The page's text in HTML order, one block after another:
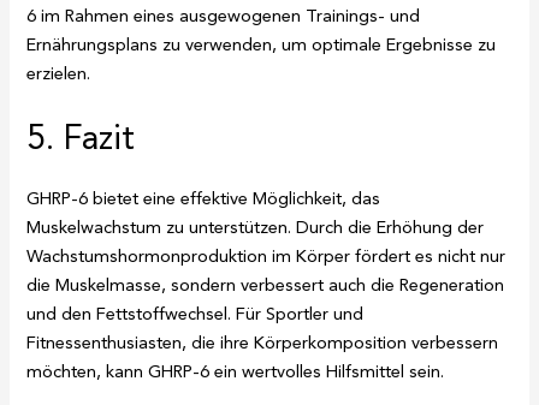
6 im Rahmen eines ausgewogenen Trainings- und
Ernährungsplans zu verwenden, um optimale Ergebnisse zu
erzielen.
5. Fazit
GHRP-6 bietet eine effektive Möglichkeit, das
Muskelwachstum zu unterstützen. Durch die Erhöhung der
Wachstumshormonproduktion im Körper fördert es nicht nur
die Muskelmasse, sondern verbessert auch die Regeneration
und den Fettstoffwechsel. Für Sportler und
Fitnessenthusiasten, die ihre Körperkomposition verbessern
möchten, kann GHRP-6 ein wertvolles Hilfsmittel sein.